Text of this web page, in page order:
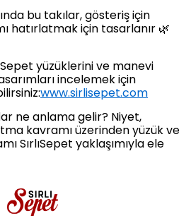
bu takılar, gösteriş için
hatırlatmak için tasarlanır 🌿
yüzüklerini ve manevi
incelemek için
www.sirlisepet.com
ne anlama gelir? Niyet,
kavramı üzerinden yüzük ve
SırlıSepet yaklaşımıyla ele